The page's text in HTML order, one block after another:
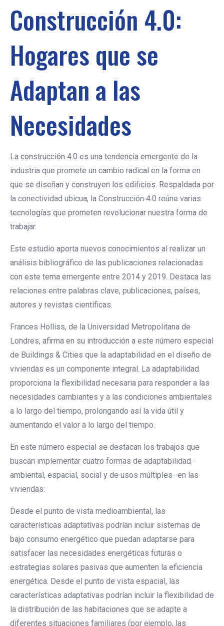
Construcción 4.0:
Hogares que se
Adaptan a las
Necesidades
La construcción 4.0 es una tendencia emergente de la
industria que promete un cambio radical en la forma en
que se diseñan y construyen los edificios. Respaldada por
la conectividad ubicua, la Construcción 4.0 reúne varias
tecnologías que prometen revolucionar nuestra forma de
trabajar.
Este estudio aporta nuevos conocimientos al realizar un
análisis bibliográfico de las publicaciones relacionadas
con este tema emergente entre 2014 y 2019. Destaca las
relaciones entre palabras clave, publicaciones, países,
autores y revistas científicas.
Frances Holliss, de la Universidad Metropolitana de
Londres, afirma en su introducción a este número especial
de Buildings & Cities que la adaptabilidad en el diseño de
viviendas es un componente integral. La adaptabilidad
proporciona la flexibilidad necesaria para responder a las
necesidades cambiantes y a las condiciones ambientales
a lo largo del tiempo, prolongando así la vida útil y
aumentando el valor a lo largo del tiempo.
En este número especial se destacan los trabajos que
buscan implementar cuatro formas de adaptabilidad -
ambiental, espacial, social y de usos múltiples- en las
viviendas:
Desde el punto de vista medioambiental, las
características adaptativas podrían incluir sistemas de
bajo consumo energético que puedan adaptarse para
satisfacer las necesidades energéticas futuras o
estrategias solares pasivas que aumenten la eficiencia
energética. Desde el punto de vista espacial, las
características adaptativas podrían incluir la flexibilidad de
la distribución de las habitaciones que se adapte a
diferentes situaciones familiares (por ejemplo, las